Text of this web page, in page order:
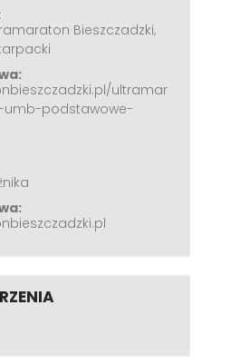
Bieszczadzki,
ultramar
umb-podstawowe-